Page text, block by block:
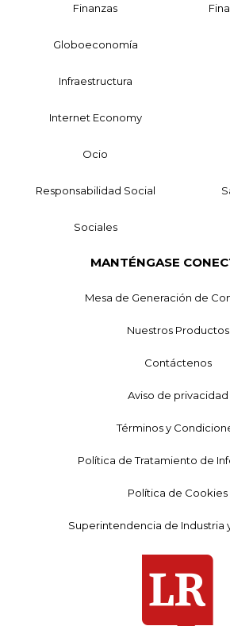
Finanzas
Globoeconomía
Infraestructura
Internet Economy
Ocio
Responsabilidad Social
Sociales
MANTÉNGASE
Mesa de Generación de
Nuestros Productos
Contáctenos
Aviso de privacidad
Términos y
Política de Tratamiento de
Política de Cookies
Superintendencia de Industria